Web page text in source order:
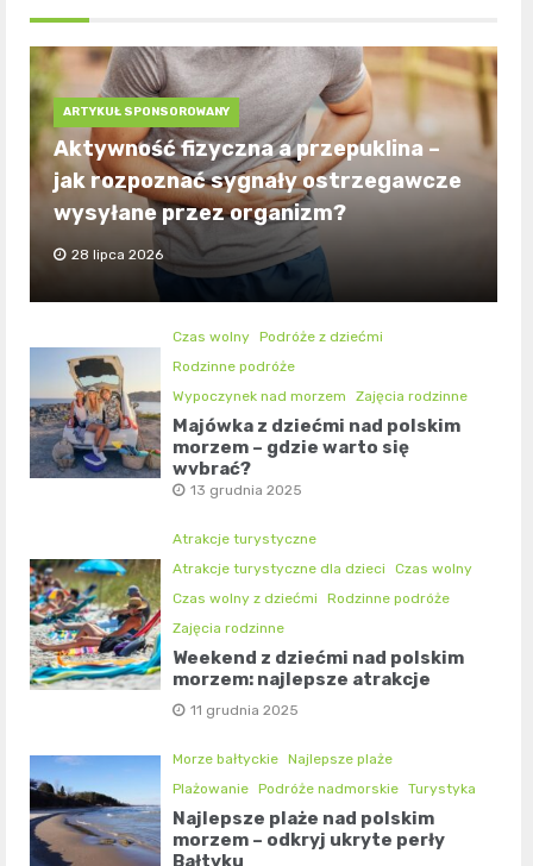
ARTYKUŁ SPONSOROWANY
Aktywność fizyczna a przepuklina –
jak rozpoznać sygnały ostrzegawcze
wysyłane przez organizm?
28 lipca 2026
Czas wolny Podróże z dziećmi
Rodzinne podróże
Wypoczynek nad morzem
Zajęcia rodzinne
Majówka z dziećmi nad polskim
morzem – gdzie warto się
wybrać?
13 grudnia 2025
Atrakcje turystyczne
Atrakcje turystyczne dla dzieci
Czas wolny
Czas wolny z dziećmi
Rodzinne podróże
Zajęcia rodzinne
Weekend z dziećmi nad polskim
morzem: najlepsze atrakcje
11 grudnia 2025
Morze bałtyckie Najlepsze plaże
Plażowanie Podróże nadmorskie Turystyka
Najlepsze plaże nad polskim
morzem – odkryj ukryte perły
Bałtyku